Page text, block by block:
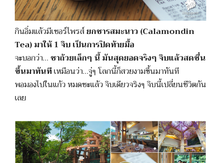
กินอิ่มแล้วมีเซอร์ไพรส์ยกชารสมะนาว (Calamondin
Tea) มาให้ 1 จิบ เป็นการปิดท้ายมื้อ
จะบอกว่า… ชาถ้วยเล็กๆ นี้ มันสุดยอดจริงๆ จิบแล้วสดชื่น
ขึ้นมาทันทีเหมือนว่า…จู่ๆ โลกนี้ก็สวยงามขึ้นมาทันที
พอมองไปในแก้ว หมดซะแล้ว จิบเดียวจริงๆ จิบนี้เปลี่ยนชีวิตกัน
เลย